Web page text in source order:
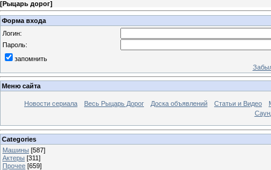
[Рыцарь дорог]
Форма входа
Логин:
Пароль:
запомнить
Меню сайта
Новости сериала Весь Рыцарь Дорог Доска объявлений Статьи и Видео
Categories
Машины [587]
Актеры [311]
Прочее [659]